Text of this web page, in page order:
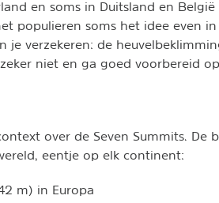
en soms in Duitsland en
populieren soms het idee even
je verzekeren: de
niet en ga goed voorbereid
over de Seven Summits. De
eentje op elk continent:
m) in Europa